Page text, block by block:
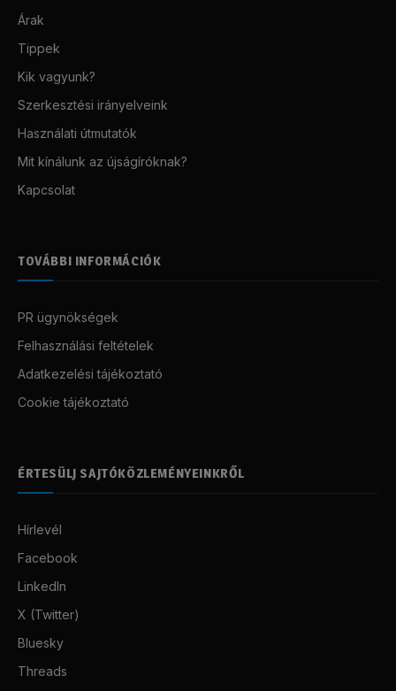
Árak
Tippek
Kik vagyunk?
Szerkesztési irányelveink
Használati útmutatók
Mit kínálunk az újságíróknak?
Kapcsolat
TOVÁBBI INFORMÁCIÓK
PR ügynökségek
Felhasználási feltételek
Adatkezelési tájékoztató
Cookie tájékoztató
ÉRTESÜLJ SAJTÓKÖZLEMÉNYEINKRŐL
Hírlevél
Facebook
LinkedIn
X (Twitter)
Bluesky
Threads